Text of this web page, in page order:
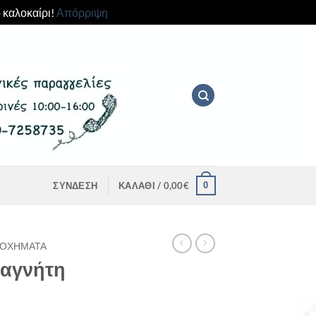
Απόρριψη
ΣΎΝΔΕΣΗ ΚΑΛΆΘΙ / 0,00€ 0
ΟΧΉΜΑΤΑ